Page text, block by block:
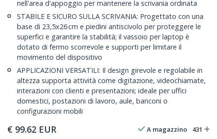
nell'area d'appoggio per mantenere la scrivania ordinata
STABILE E SICURO SULLA SCRIVANIA: Progettato con una
base di 23,5x26 cm e piedini antiscivolo per proteggere le
superfici e garantire la stabilità; il vassoio per laptop è
dotato di fermo scorrevole e supporti per limitare il
movimento del dispositivo
APPLICAZIONI VERSATILI: Il design girevole e regolabile in
altezza supporta attività come digitazione, videochiamate,
interazioni con clienti e presentazioni; ideale per uffici
domestici, postazioni di lavoro, aule, banconi o
configurazioni mobili
€ 99.62 EUR A magazzino 431